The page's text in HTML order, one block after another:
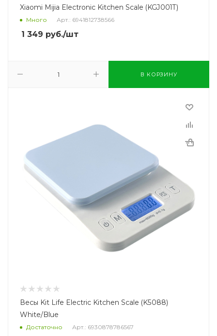
Xiaomi Mijia Electronic Kitchen Scale (KGJ001T)
Много Арт.: 6941812738566
1 349 руб./шт
В КОРЗИНУ
Весы Kit Life Electric Kitchen Scale (K5088)
White/Blue
Достаточно Арт.: 6930878786567